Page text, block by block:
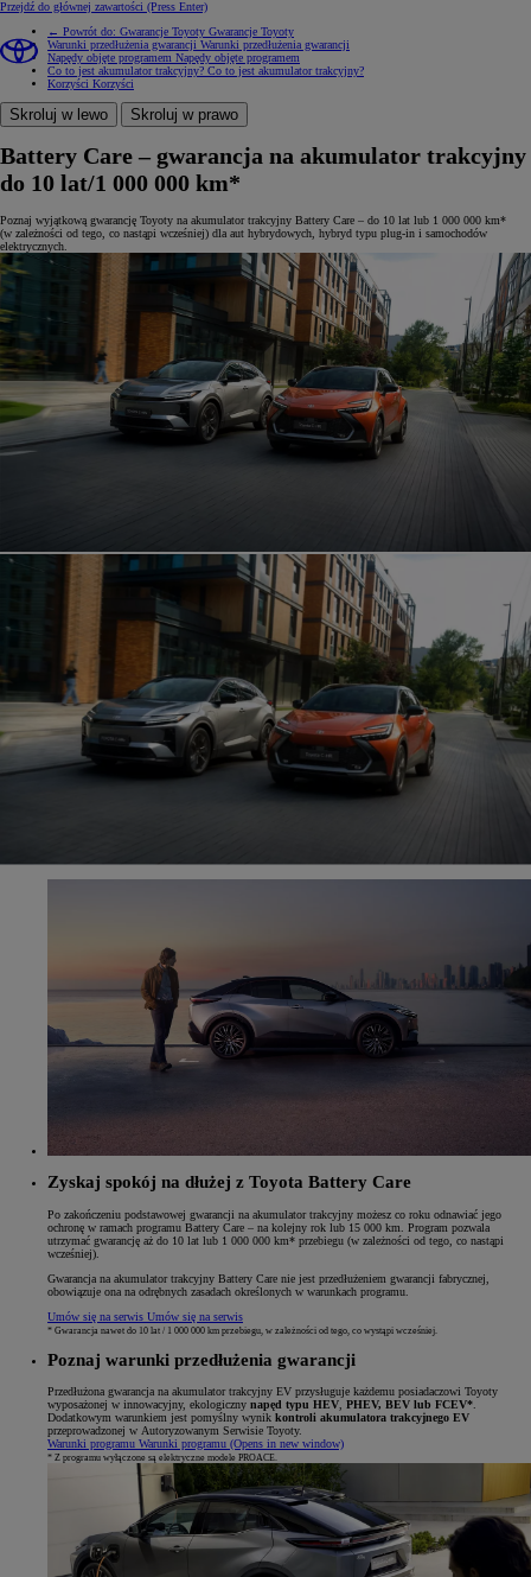
Przejdź do głównej zawartości (Press Enter)
← Powrót do: Gwarancje Toyoty Gwarancje Toyoty
Warunki przedłużenia gwarancji Warunki przedłużenia gwarancji
Napędy objęte programem Napędy objęte programem
Co to jest akumulator trakcyjny? Co to jest akumulator trakcyjny?
Korzyści Korzyści
Skroluj w lewo Skroluj w prawo
Battery Care – gwarancja na akumulator trakcyjny
do 10 lat/1 000 000 km*
Poznaj wyjątkową gwarancję Toyoty na akumulator trakcyjny Battery Care – do 10 lat lub 1 000 000 km*
(w zależności od tego, co nastąpi wcześniej) dla aut hybrydowych, hybryd typu plug-in i samochodów
elektrycznych.
Zyskaj spokój na dłużej z Toyota Battery Care
Po zakończeniu podstawowej gwarancji na akumulator trakcyjny możesz co roku odnawiać jego
ochronę w ramach programu Battery Care – na kolejny rok lub 15 000 km. Program pozwala
utrzymać gwarancję aż do 10 lat lub 1 000 000 km* przebiegu (w zależności od tego, co nastąpi
wcześniej).
Gwarancja na akumulator trakcyjny Battery Care nie jest przedłużeniem gwarancji fabrycznej,
obowiązuje ona na odrębnych zasadach określonych w warunkach programu.
Umów się na serwis Umów się na serwis
* Gwarancja nawet do 10 lat / 1 000 000 km przebiegu, w zależności od tego, co wystąpi wcześniej.
Poznaj warunki przedłużenia gwarancji
Przedłużona gwarancja na akumulator trakcyjny EV przysługuje każdemu posiadaczowi Toyoty
wyposażonej w innowacyjny, ekologiczny napęd typu HEV, PHEV, BEV lub FCEV*.
Dodatkowym warunkiem jest pomyślny wynik kontroli akumulatora trakcyjnego EV
przeprowadzonej w Autoryzowanym Serwisie Toyoty.
Warunki programu Warunki programu (Opens in new window)
* Z programu wyłączone są elektryczne modele PROACE.